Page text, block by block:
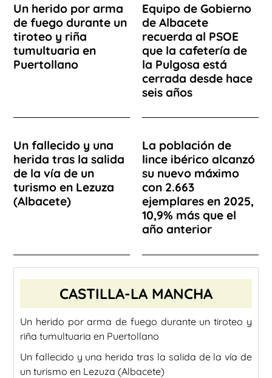
Un herido por arma
de fuego durante un
tiroteo y riña
tumultuaria en
Puertollano
Equipo de Gobierno
de Albacete
recuerda al PSOE
que la cafetería de
la Pulgosa está
cerrada desde hace
seis años
Un fallecido y una
herida tras la salida
de la vía de un
turismo en Lezuza
(Albacete)
La población de
lince ibérico alcanzó
su nuevo máximo
con 2.663
ejemplares en 2025,
10,9% más que el
año anterior
CASTILLA-LA MANCHA
Un herido por arma de fuego durante un tiroteo y
riña tumultuaria en Puertollano
Un fallecido y una herida tras la salida de la vía de
un turismo en Lezuza (Albacete)